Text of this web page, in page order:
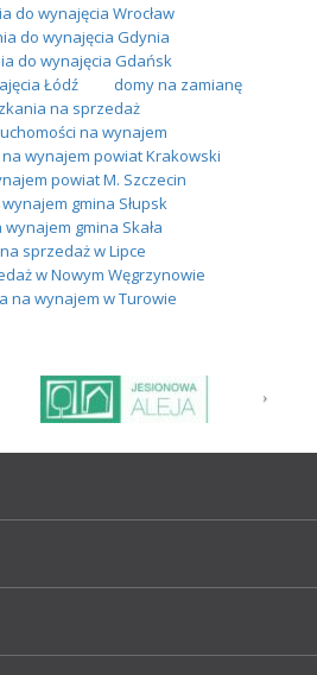
do wynajęcia Wrocław
do wynajęcia Gdynia
do wynajęcia Gdańsk
Łódź
domy na zamianę
na sprzedaż
na wynajem
wynajem powiat Krakowski
powiat M. Szczecin
gmina Słupsk
wynajem gmina Skała
sprzedaż w Lipce
w Nowym Węgrzynowie
na wynajem w Turowie